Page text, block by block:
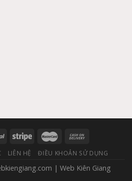
LIÊN HỆ ĐIỀU KHOẢN SỬ DỤNG
| Web Kiên Giang